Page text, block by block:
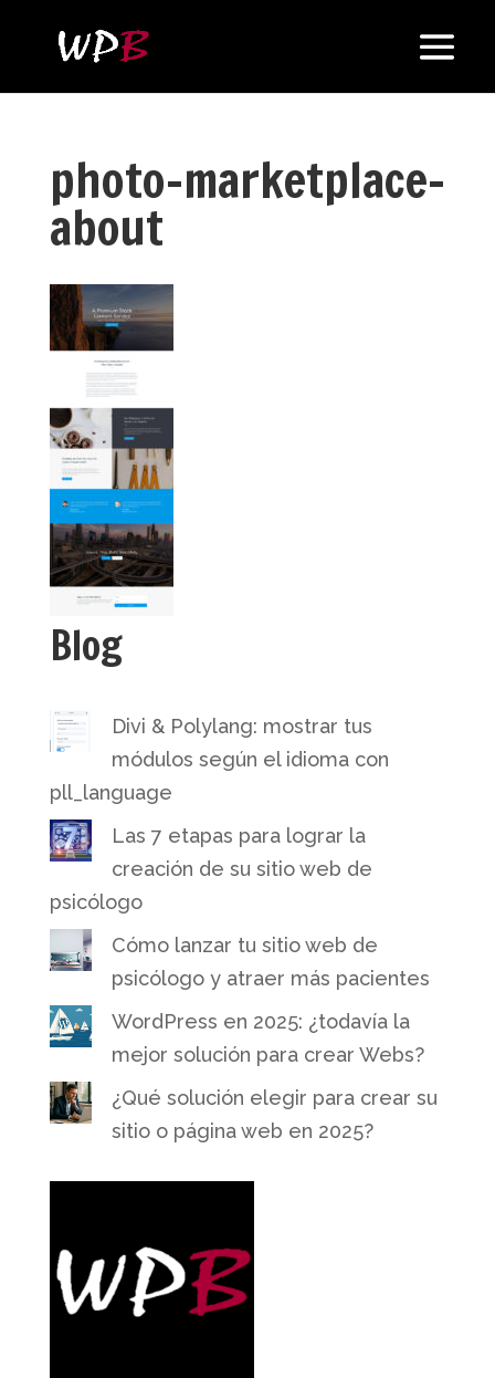
photo-marketplace-
about
Blog
Divi & Polylang: mostrar tus
módulos según el idioma con
pll_language
Las 7 etapas para lograr la
creación de su sitio web de
psicólogo
Cómo lanzar tu sitio web de
psicólogo y atraer más pacientes
WordPress en 2025: ¿todavía la
mejor solución para crear Webs?
¿Qué solución elegir para crear su
sitio o página web en 2025?